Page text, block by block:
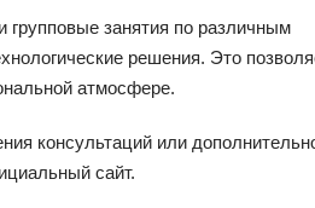
занятия по различным
решения. Это
атмосфере.
консультаций или
сайт.